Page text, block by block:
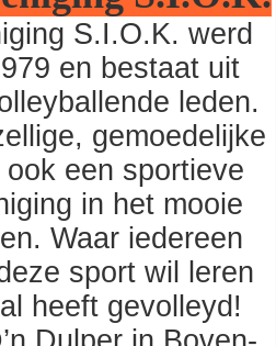
S.I.O.K. werd
en bestaat uit
leden.
gemoedelijke
een sportieve
in het mooie
Waar iedereen
sport wil leren
heeft gevolleyd!